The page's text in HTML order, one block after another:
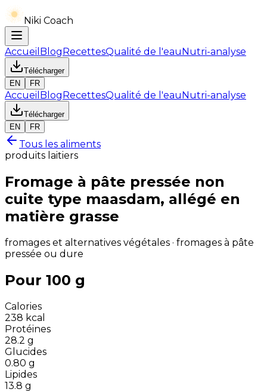
Niki Coach
Accueil BlogRecettesQualité de l'eauNutri-analyse
Télécharger
EN
FR
Accueil BlogRecettesQualité de l'eauNutri-analyse
Télécharger
EN
FR
Tous les aliments
produits laitiers
Fromage à pâte pressée non
cuite type maasdam, allégé en
matière grasse
fromages et alternatives végétales · fromages à pâte
pressée ou dure
Pour 100 g
Calories
238 kcal
Protéines
28.2 g
Glucides
0.80 g
Lipides
13.8 g